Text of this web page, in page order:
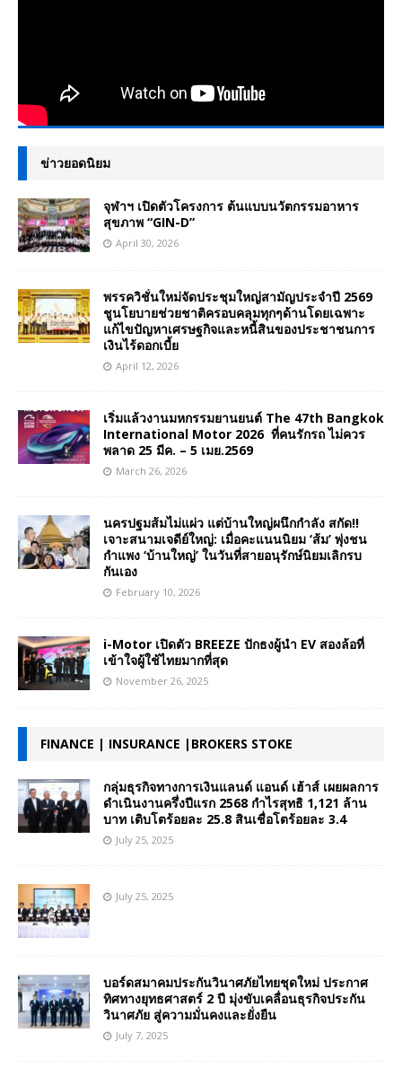
ข่าวยอดนิยม
จุฬาฯ เปิดตัวโครงการ ต้นแบบนวัตกรรมอาหาร
สุขภาพ “GIN-D”
April 30, 2026
พรรควิชั่นใหม่จัดประชุมใหญ่สามัญประจำปี 2569
ชูนโยบายช่วยชาติครอบคลุมทุกๆด้านโดยเฉพาะ
แก้ไขปัญหาเศรษฐกิจและหนี้สินของประชาชนการ
เงินไร้ดอกเบี้ย
April 12, 2026
เริ่มแล้วงานมหกรรมยานยนต์ The 47th Bangkok
International Motor 2026 ที่คนรักรถ ไม่ควร
พลาด 25 มีค. – 5 เมย.2569
March 26, 2026
นครปฐมส้มไม่แผ่ว แต่บ้านใหญ่ผนึกกำลัง สกัด!!
เจาะสนามเจดีย์ใหญ่: เมื่อคะแนนนิยม ‘ส้ม’ พุ่งชน
กำแพง ‘บ้านใหญ่’ ในวันที่สายอนุรักษ์นิยมเลิกรบ
กันเอง
February 10, 2026
i-Motor เปิดตัว BREEZE ปักธงผู้นำ EV สองล้อที่
เข้าใจผู้ใช้ไทยมากที่สุด
November 26, 2025
FINANCE | INSURANCE |BROKERS STOKE
กลุ่มธุรกิจทางการเงินแลนด์ แอนด์ เฮ้าส์ เผยผลการ
ดำเนินงานครึ่งปีแรก 2568 กำไรสุทธิ 1,121 ล้าน
บาท เติบโตร้อยละ 25.8 สินเชื่อโตร้อยละ 3.4
July 25, 2025
July 25, 2025
บอร์ดสมาคมประกันวินาศภัยไทยชุดใหม่ ประกาศ
ทิศทางยุทธศาสตร์ 2 ปี มุ่งขับเคลื่อนธุรกิจประกัน
วินาศภัย สู่ความมั่นคงและยั่งยืน
July 7, 2025